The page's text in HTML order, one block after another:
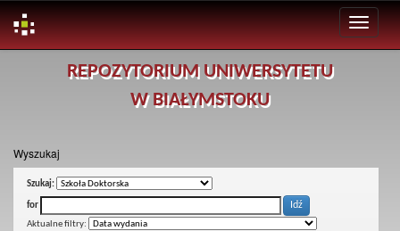
REPOZYTORIUM UNIWERSYTETU
W BIAŁYMSTOKU
Wyszukaj
Szukaj:
for
Aktualne filtry: